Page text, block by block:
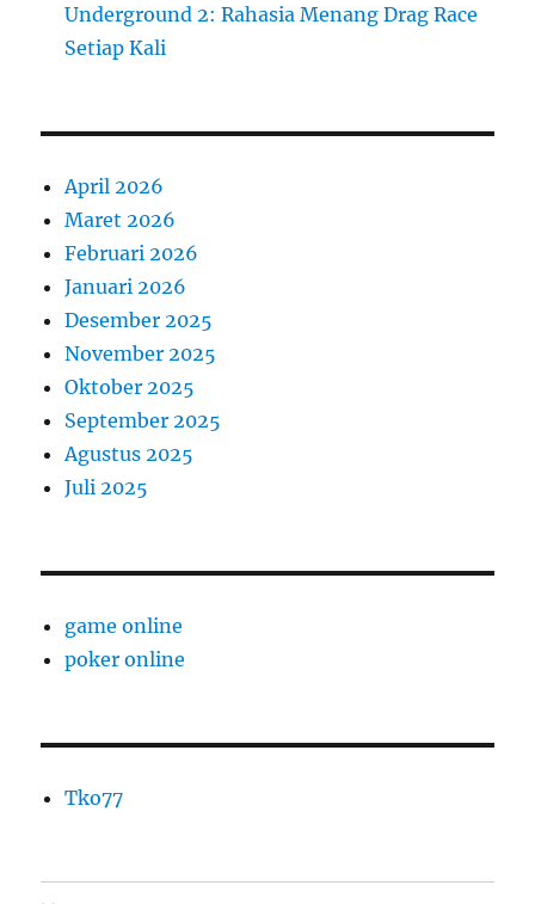
Underground 2: Rahasia Menang Drag Race
Setiap Kali
April 2026
Maret 2026
Februari 2026
Januari 2026
Desember 2025
November 2025
Oktober 2025
September 2025
Agustus 2025
Juli 2025
game online
poker online
Tko77